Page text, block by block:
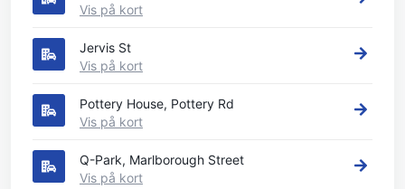
Vis på kort
Jervis St
Vis på kort
Pottery House, Pottery Rd
Vis på kort
Q-Park, Marlborough Street
Vis på kort